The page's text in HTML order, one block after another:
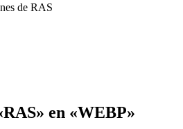
de RAS
en «WEBP»